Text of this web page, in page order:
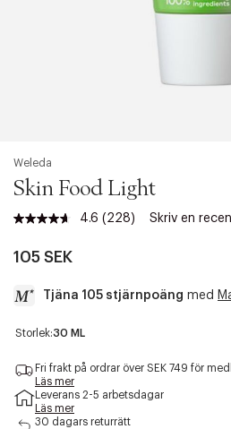
Weleda
Skin Food Light
4.6 Läs
samma
(228) Skriv en
105 SEK
Tjäna 105 stjärnpoäng med
a
c
s
Storlek:30 ML
Fri frakt på ordrar över SEK 749 för
Läs mer
Leverans 2-5 arbetsdagar
Läs mer
30 dagars returrätt